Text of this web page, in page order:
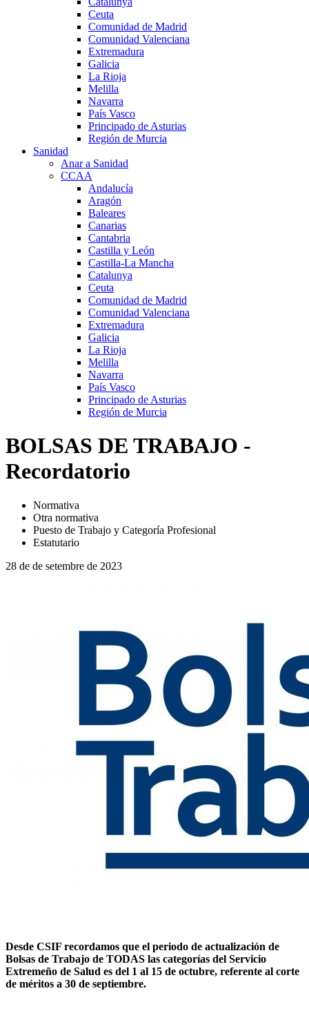
Ceuta
Comunidad de Madrid
Comunidad Valenciana
Extremadura
Galicia
La Rioja
Melilla
Navarra
País Vasco
Principado de Asturias
Región de Murcia
Sanidad
Anar a Sanidad
CCAA
Andalucía
Aragón
Baleares
Canarias
Cantabria
Castilla y León
Castilla-La Mancha
Catalunya
Ceuta
Comunidad de Madrid
Comunidad Valenciana
Extremadura
Galicia
La Rioja
Melilla
Navarra
País Vasco
Principado de Asturias
Región de Murcia
BOLSAS DE TRABAJO -
Recordatorio
Normativa
Otra normativa
Puesto de Trabajo y Categoría Profesional
Estatutario
28 de de setembre de 2023
Desde CSIF recordamos que el periodo de actualización de
Bolsas de Trabajo de TODAS las categorías del Servicio
Extremeño de Salud es del 1 al 15 de octubre, referente al corte
de méritos a 30 de septiembre.